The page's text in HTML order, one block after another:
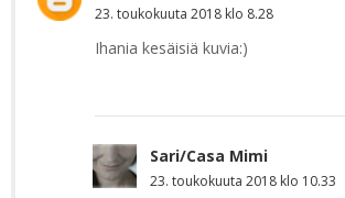
23. toukokuuta 2018 klo 8.28
Ihania kesäisiä kuvia:)
Sari/Casa Mimi
23. toukokuuta 2018 klo 10.33